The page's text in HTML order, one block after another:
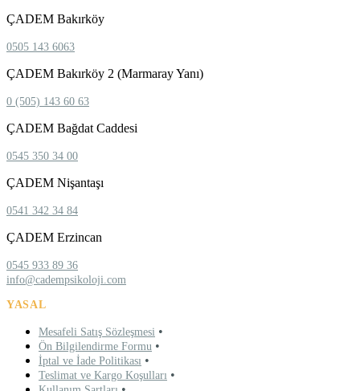
ÇADEM Bakırköy
0505 143 6063
ÇADEM Bakırköy 2 (Marmaray Yanı)
0 (505) 143 60 63
ÇADEM Bağdat Caddesi
0545 350 34 00
ÇADEM Nişantaşı
0541 342 34 84
ÇADEM Erzincan
0545 933 89 36
info@cadempsikoloji.com
YASAL
Mesafeli Satış Sözleşmesi •
Ön Bilgilendirme Formu •
İptal ve İade Politikası •
Teslimat ve Kargo Koşulları •